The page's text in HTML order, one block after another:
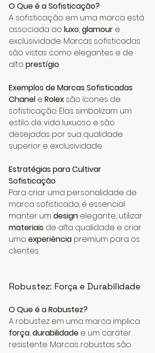
O Que é a Sofisticação?
A sofisticação em uma marca está
associada ao luxo, glamour e
exclusividade. Marcas sofisticadas
são vistas como elegantes e de
alto prestígio.
Exemplos de Marcas Sofisticadas
Chanel e Rolex são ícones de
sofisticação. Elas simbolizam um
estilo de vida luxuoso e são
desejadas por sua qualidade
superior e exclusividade.
Estratégias para Cultivar
Sofisticação
Para criar uma personalidade de
marca sofisticada, é essencial
manter um design elegante, utilizar
materiais de alta qualidade e criar
uma experiência premium para os
clientes.
Robustez: Força e Durabilidade
O Que é a Robustez?
A robustez em uma marca implica
força, durabilidade e um caráter
resistente. Marcas robustas são